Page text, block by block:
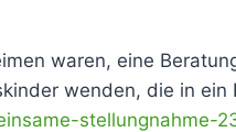
waren, eine
wenden, die in ein
stellungnahme-